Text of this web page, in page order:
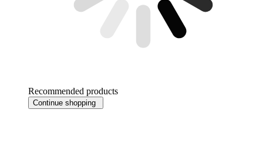
Recommended products
Continue shopping